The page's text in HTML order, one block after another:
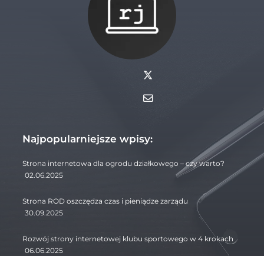
Najpopularniejsze wpisy:
Strona internetowa dla ogrodu działkowego – czy warto?
02.06.2025
Strona ROD oszczędza czas i pieniądze zarządu
30.09.2025
Rozwój strony internetowej klubu sportowego w 4 krokach
06.06.2025